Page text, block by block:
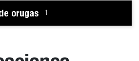
orugas 1